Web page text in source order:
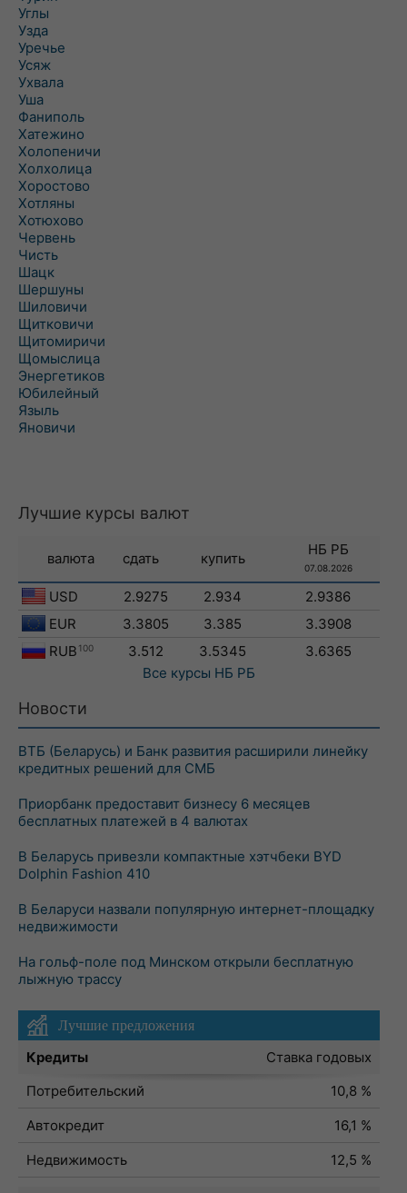
Углы
Узда
Уречье
Усяж
Ухвала
Уша
Фаниполь
Хатежино
Холопеничи
Холхолица
Хоростово
Хотляны
Хотюхово
Червень
Чисть
Шацк
Шершуны
Шиловичи
Щитковичи
Щитомиричи
Щомыслица
Энергетиков
Юбилейный
Языль
Яновичи
Лучшие курсы валют
валюта сдать купить
НБ РБ
07.08.2026
USD 2.9275 2.934
2.9386
EUR
3.3805 3.385
3.3908
RUB 100 3.512 3.5345
3.6365
Все курсы НБ РБ
Новости
ВТБ (Беларусь) и Банк развития расширили линейку
кредитных решений для СМБ
Приорбанк предоставит бизнесу 6 месяцев
бесплатных платежей в 4 валютах
В Беларусь привезли компактные хэтчбеки BYD
Dolphin Fashion 410
В Беларуси назвали популярную интернет-площадку
недвижимости
На гольф-поле под Минском открыли бесплатную
лыжную трассу
Лучшие предложения
Кредиты
Ставка годовых
Потребительский
10,8 %
Автокредит
16,1 %
Недвижимость
12,5 %